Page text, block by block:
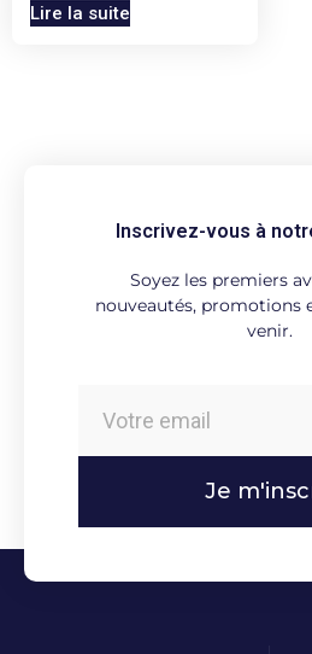
Lire la suite
Inscrivez-vous à
Soyez les premiers
nouveautés, promotions
venir.
Je